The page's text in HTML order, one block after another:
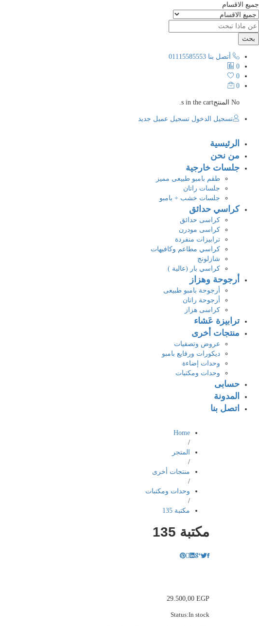
جميع الاقسام
بحث
أتصل بنا 01115585553
0
0
0
No المنتجs in the cart.
تسجيل الدخول تسجيل عميل جديد
الرئيسية
من نحن
جلسات خارجية
طقم بامبو طبيعى مميز
جلسات راتان
جلسات خشب + بامبو
كراسي حدائق
كراسى حدائق
كراسى مودرن
ترابيزات منفردة
كراسي مطاعم وكافيهات
شازلونج
كراسي بار (عالية )
أرجوحة وهزاز
أرجوحة بامبو طبيعى
أرجوحة راتان
كراسى هزاز
ترابيزة عَشاء
منتجات أخرى
عروض وتصفيات
ديكورات ورفايع بامبو
وحدات إضاءة
وحدات ومكتبات
حسابى
المدونة
اتصل بنا
Home
/
المتجر
/
منتجات أخرى
/
وحدات ومكتبات
/
مكتبة 135
مكتبة 135
29.500,00 EGP
Status:In stock